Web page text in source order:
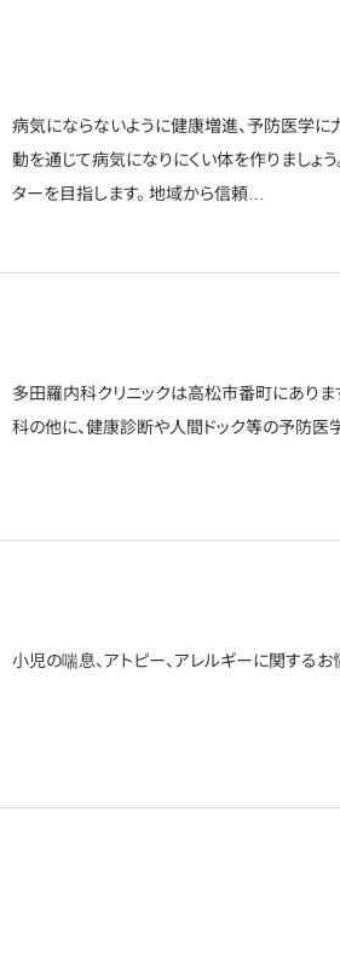
病気にならないように健康増進、予防医学
動を通じて病気になりにくい体を作りましょ
ターを目指します。 地域から信頼…
多田羅内科クリニックは高松市番町にありま
科の他に、健康診断や人間ドック等の予防医
小児の喘息、アトピー、アレルギーに関する